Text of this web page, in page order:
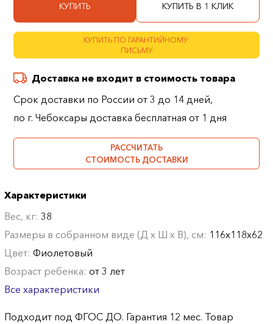
КУПИТЬ КУПИТЬ В 1 КЛИК
КУПИТЬ ПО ГАРАНТИЙНОМУ
ПИСЬМУ
Доставка не входит в стоимость товара
Срок доставки по России от 3 до 14 дней,
по г. Чебоксары доставка бесплатная от 1 дня
РАССЧИТАТЬ
СТОИМОСТЬ ДОСТАВКИ
Характеристики
Вес, кг:38
Размеры в собранном виде (Д х Ш х В), см: 116х118х62
Цвет:Фиолетовый
Возраст ребенка:от 3 лет
Все характеристики
Подходит под ФГОС ДО. Гарантия 12 мес. Товар